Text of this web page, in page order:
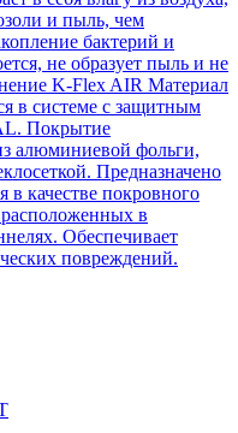
и пыль, чем
бактерий и
не образует пыль и не
K-Flex AIR Материал
в системе c защитным
Покрытие
алюминиевой фольги,
Предназначено
в качестве покровного
расположенных в
Обеспечивает
повреждений.